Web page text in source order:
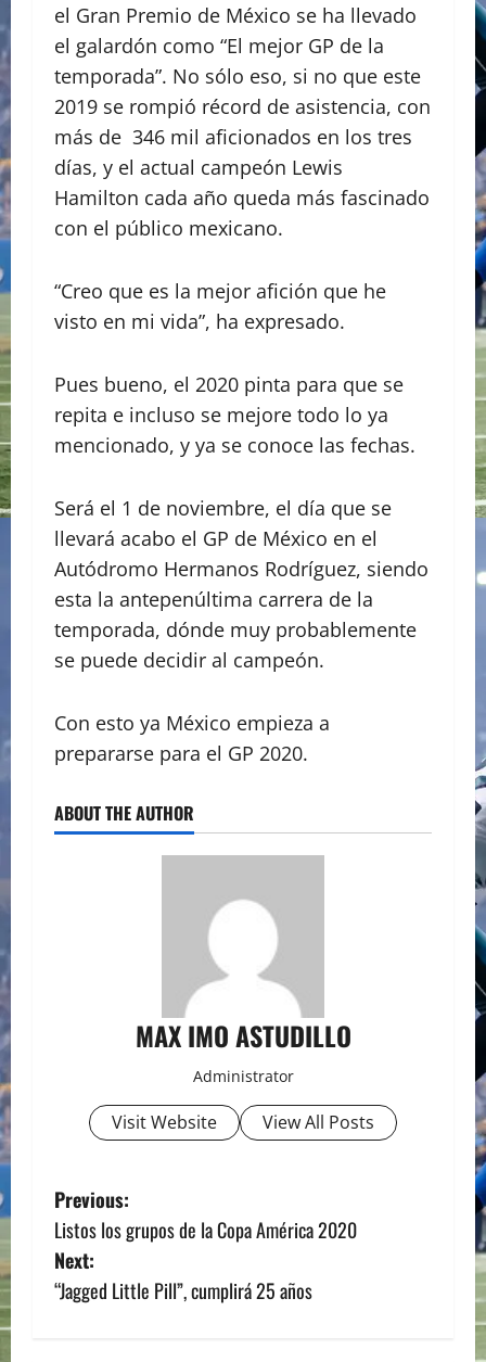
el Gran Premio de México se ha llevado
el galardón como “El mejor GP de la
temporada”. No sólo eso, si no que este
2019 se rompió récord de asistencia, con
más de 346 mil aficionados en los tres
días, y el actual campeón Lewis
Hamilton cada año queda más fascinado
con el público mexicano.
“Creo que es la mejor afición que he
visto en mi vida”, ha expresado.
Pues bueno, el 2020 pinta para que se
repita e incluso se mejore todo lo ya
mencionado, y ya se conoce las fechas.
Será el 1 de noviembre, el día que se
llevará acabo el GP de México en el
Autódromo Hermanos Rodríguez, siendo
esta la antepenúltima carrera de la
temporada, dónde muy probablemente
se puede decidir al campeón.
Con esto ya México empieza a
prepararse para el GP 2020.
ABOUT THE AUTHOR
MAX IMO ASTUDILLO
Administrator
Visit Website View All Posts
P
o
s
Previous:
Listos los grupos de la Copa América 2020
Next:
“Jagged Little Pill”, cumplirá 25 años